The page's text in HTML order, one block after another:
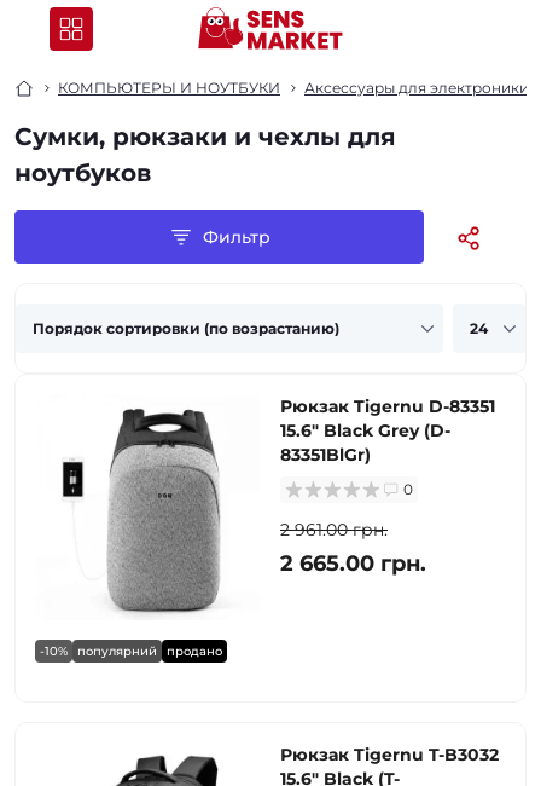
КОМПЬЮТЕРЫ И НОУТБУКИ Аксессуары для электроники
Сумки, рюкзаки и чехлы для
ноутбуков
Фильтр
-10% популярний продано
Рюкзак Tigernu D-83351
15.6" Black Grey (D-
83351BlGr)
0
2 961.00 грн.
2 665.00 грн.
Рюкзак Tigernu T-B3032
15.6" Black (T-